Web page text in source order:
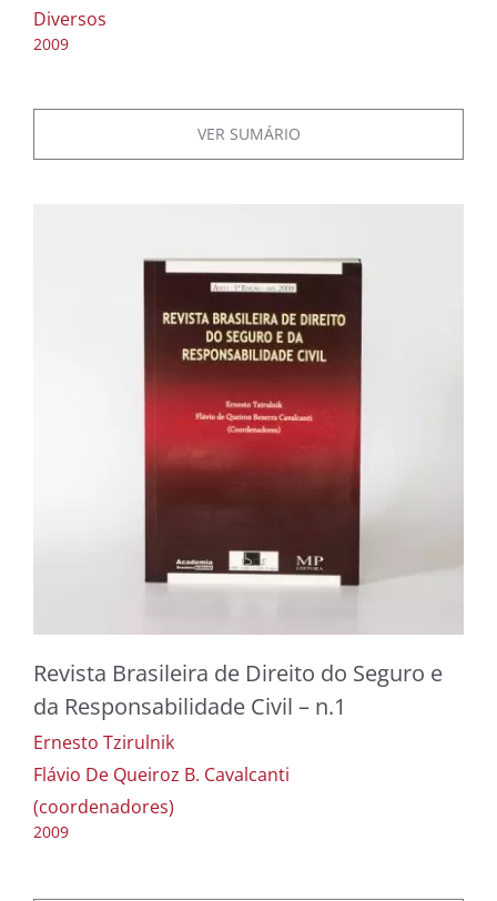
Diversos
2009
VER SUMÁRIO
Revista Brasileira de Direito do Seguro e
da Responsabilidade Civil – n.1
Ernesto Tzirulnik
Flávio De Queiroz B. Cavalcanti
(coordenadores)
2009